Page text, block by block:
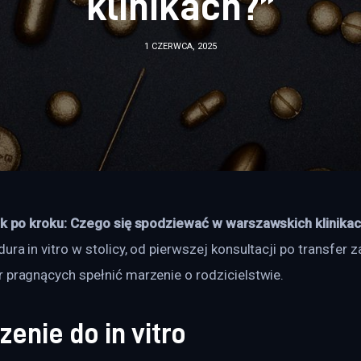
1 CZERWCA, 2025
po kroku: Czego się spodziewać w warszawskich
in vitro w stolicy, od pierwszej konsultacji po transfer
pragnących spełnić marzenie o rodzicielstwie.
do in vitro